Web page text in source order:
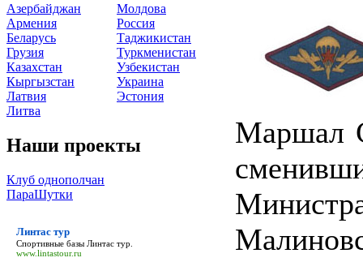
Азербайджан
Армения
Беларусь
Грузия
Казахстан
Кыргызстан
Латвия
Литва
Молдова
Россия
Таджикистан
Туркменистан
Узбекистан
Украина
Эстония
Наши проекты
Клуб однополчан
ПараШутки
Линтас тур
Спортивные базы Линтас тур
www.lintastour.ru
Маршал